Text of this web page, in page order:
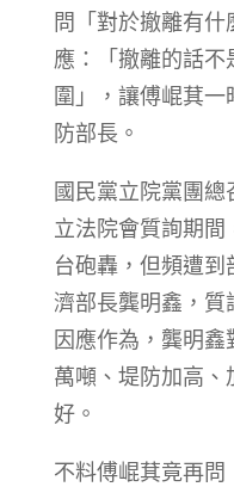
問「對於撤離有
應：「撤離的話
圍」，讓傅崐萁
防部長。
國民黨立院黨團
立法院會質詢期
台砲轟，但頻遭
濟部長龔明鑫，
因應作為，龔明
萬噸、堤防加高
好。
不料傅崐萁竟再